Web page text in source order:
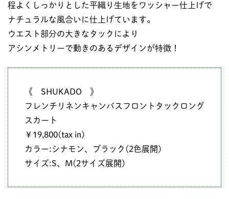
程よくしっかりとした平織り生地をワッシャー仕上げで
ナチュラルな風合いに仕上げています。
ウエスト部分の大きなタックにより
アシンメトリーで動きのあるデザインが特徴！
《 SHUKADO 》
フレンチリネンキャンバスフロントタックロング
スカート
￥19,800(tax in)
カラー:シナモン、ブラック(2色展開)
サイズ:S、M(2サイズ展開)